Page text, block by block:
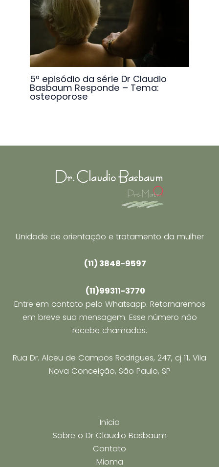
5º episódio da série Dr Claudio
Basbaum Responde – Tema:
osteoporose
Unidade de orientação e tratamento da mulher
(11) 3848-9597
(11)99311-3770
Entre em contato pelo Whatsapp. Retornaremos
em breve sua mensagem. Esse número não
recebe chamadas.
Rua Dr. Alceu de Campos Rodrigues, 247, cj 11, Vila
Nova Conceição, São Paulo, SP
Início
Sobre o Dr Claudio Basbaum
Contato
Mioma